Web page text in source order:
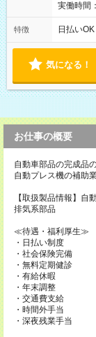
実働時間
休みやす
特徴 日払い
気になる！
お仕事の概要
自動車部品の完成品の
自動プレス機の補助業
【取扱製品情報】自
排気系部品
≪待遇・福利厚生≫
・日払い制度
・社会保険完備
・無料定期健診
・有給休暇
・年末調整
・交通費支給
・時間外手当
・深夜残業手当